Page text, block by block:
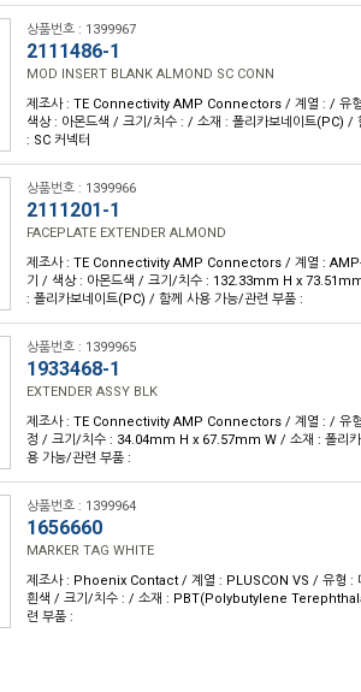
상품번호 : 1399967
2111486-1
MOD INSERT BLANK ALMOND SC CONN
제조사 : TE Connectivity AMP Connectors / 계열 : / 유
색상 : 아몬드색 / 크기/치수 : / 소재 : 폴리카보네이트(PC) /
: SC 커넥터
상품번호 : 1399966
2111201-1
FACEPLATE EXTENDER ALMOND
제조사 : TE Connectivity AMP Connectors / 계열 :
기 / 색상 : 아몬드색 / 크기/치수 : 132.33mm H x
: 폴리카보네이트(PC) / 함께 사용 가능/관련 부품 :
상품번호 : 1399965
1933468-1
EXTENDER ASSY BLK
제조사 : TE Connectivity AMP Connectors / 계열 : / 유
정 / 크기/치수 : 34.04mm H x 67.57mm W / 소재 : 폴리
용 가능/관련 부품 :
상품번호 : 1399964
1656660
MARKER TAG WHITE
제조사 : Phoenix Contact / 계열 : PLUSCON VS / 유형 :
흰색 / 크기/치수 : / 소재 : PBT(Polybutylene
련 부품 :